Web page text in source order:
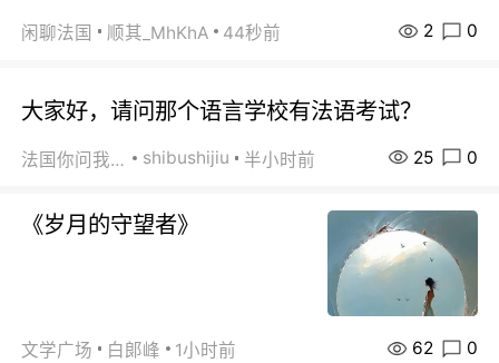
闲聊法国 顺其_MhKhA 44秒前 2 0
大家好，请问那个语言学校有法语考试？
法国你问我答 shibushijiu 半小时前 25 0
《岁月的守望者》
文学广场 白郞峰 1小时前 62 0